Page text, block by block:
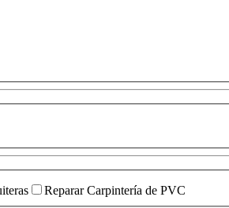
Reparar Carpintería de PVC